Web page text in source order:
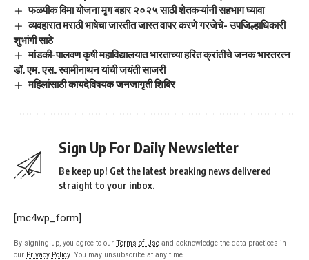
फळपीक विमा योजना मृग बहार २०२५ साठी शेतकऱ्यांनी सहभाग घ्यावा
व्यवहारात मराठी भाषेचा जास्तीत जास्त वापर करणे गरजेचे- उपजिल्हाधिकारी
शुभांगी साठे
मांडकी-पालवण कृषी महाविद्यालयात भारताच्या हरित क्रांतीचे जनक भारतरत्न
डॉ. एम. एस. स्वामीनाथन यांची जयंती साजरी
महिलांसाठी कायदेविषयक जनजागृती शिबिर
Sign Up For Daily Newsletter
Be keep up! Get the latest breaking news delivered
straight to your inbox.
[mc4wp_form]
By signing up, you agree to our Terms of Use and acknowledge the data practices in
our Privacy Policy. You may unsubscribe at any time.